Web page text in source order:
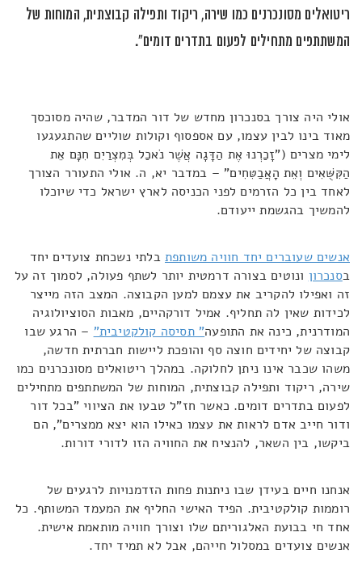
ריטואלים מסונכרנים כמו שירה, ריקוד ותפילה קבוצתית, המוחות של
המשתתפים מתחילים לפעום בתדרים דומים".
אולי היה צורך בסנכרון מחדש של דור המדבר, שהיה מסוכסך
מאוד בינו לבין עצמו, עם אספסוף וקולות שוליים שהתגעגעו
לימי מצרים ("זָכַרְנוּ אֶת הַדָּגָה אֲשֶׁר נֹאכַל בְּמִצְרַיִם חִנָּם אֵת
הַקִּשֻּׁאִים וְאֵת הָאֲבַטִּחִים" – במדבר יא, ה. אולי התעורר הצורך
לאחד בין כל הזרמים לפני הכניסה לארץ ישראל כדי שיוכלו
להמשיך בהגשמת ייעודם.
אנשים שעוברים יחד חוויה משותפת בלתי נשכחת צועדים יחד
בסנכרון ונוטים בצורה דרמטית יותר לשתף פעולה, לסמוך זה על
זה ואפילו להקריב את עצמם למען הקבוצה. המצב הזה מייצר
לכידות שאין לה תחליף. אמיל דורקהיים, מאבות הסוציולוגיה
המודרנית, כינה את התופעה" תסיסה קולקטיבית" – הרגע שבו
קבוצה של יחידים חוצה סף והופכת ליישות חברתית חדשה,
משהו שכבר אינו ניתן לחלוקה. במהלך ריטואלים מסונכרנים כמו
שירה, ריקוד ותפילה קבוצתית, המוחות של המשתתפים מתחילים
לפעום בתדרים דומים. כאשר חז"ל טבעו את הציווי "בכל דור
ודור חייב אדם לראות את עצמו כאילו הוא יצא ממצרים", הם
ביקשו, בין השאר, להנציח את החוויה הזו לדורי דורות.
אנחנו חיים בעידן שבו ניתנות פחות הזדמנויות לרגעים של
רוממות קולקטיבית. הפיד האישי החליף את המעמד המשותף. כל
אחד חי בבועת האלגוריתם שלו וצורך חוויה מותאמת אישית.
אנשים צועדים במסלול חייהם, אבל לא תמיד יחד.